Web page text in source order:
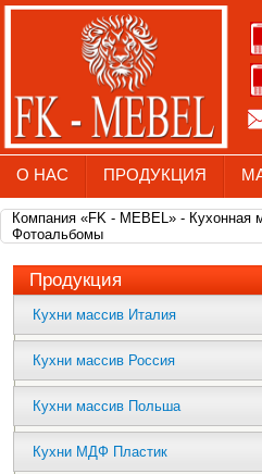
О НАС ПРОДУКЦИЯ
Компания «FK - MEBEL» -
Фотоальбомы
Продукция
Кухни массив Италия
Кухни массив Россия
Кухни массив Польша
Кухни МДФ Пластик